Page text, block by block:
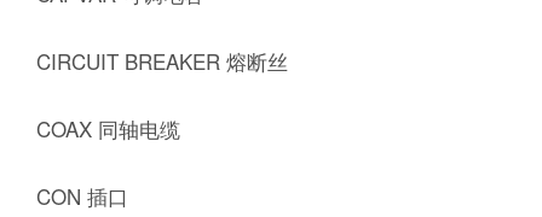
CIRCUIT BREAKER 熔断丝
COAX 同轴电缆
CON 插口